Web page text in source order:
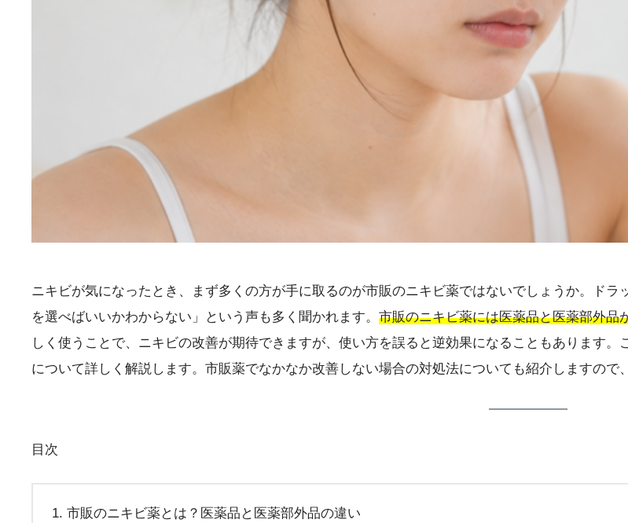
ニキビが気になったとき、まず多くの方が手に取るのが市販のニキビ薬ではないでしょうか。ド
を選べばいいかわからない」という声も多く聞かれます。 市販のニキビ薬には医薬品と医薬部外品
しく使うことで、ニキビの改善が期待できますが、使い方を誤ると逆効果になることもあります
について詳しく解説します。市販薬でなかなか改善しない場合の対処法についても紹介しますので
目次
市販のニキビ薬とは？医薬品と医薬部外品の違い